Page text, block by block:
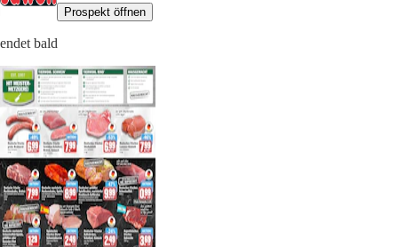
Prospekt öffnen
endet bald